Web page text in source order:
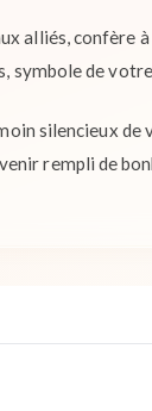
alliés, confère
symbole de
silencieux de
rempli de